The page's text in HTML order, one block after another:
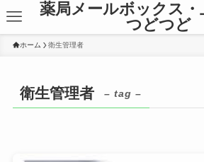
薬局メールボックス・
つどつど
ホーム 衛生管理者
衛生管理者 – tag –